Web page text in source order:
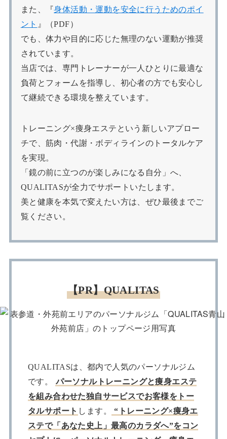
また、『身体活動・運動を安全に行うためのポイ
ント 』（PDF）
でも、体力や目的に応じた無理のない運動が推奨
されています。
当店では、専門トレーナーが一人ひとりに最適な
負荷とフォームを指導し、初心者の方でも安心し
て継続できる環境を整えています。
トレーニング×痩身エステという新しいアプロー
チで、筋肉・代謝・ボディラインのトータルケア
を実現。
「鏡の前に立つのが楽しみになる自分」へ、
QUALITASが全力でサポートいたします。
美と健康を本気で変えたい方は、ぜひ最後までご
覧ください。
【PR】QUALITAS
QUALITASは、都内で人気のパーソナルジム
です。 パーソナルトレーニングと痩身エステ
を組み合わせた独自サービスでお客様をトー
タルサポート します。
“トレーニング×痩身エ
ステで「あなた史上」最高のカラダへ”をコン